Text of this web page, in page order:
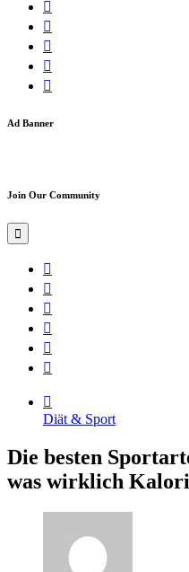
Ad Banner
Join Our Community
Diät & Sport
Die besten
was wirklich